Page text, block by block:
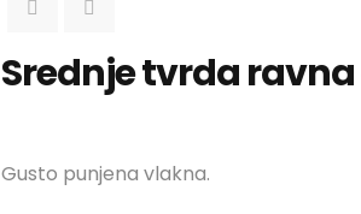
Srednje tvrda
Gusto punjena vlakna.